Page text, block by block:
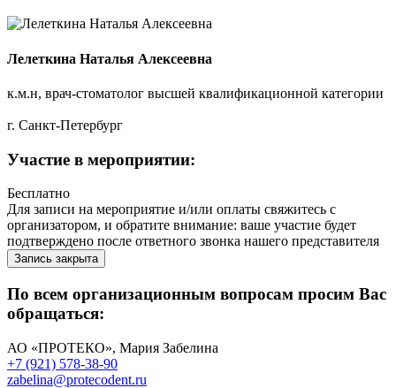
Лелеткина Наталья Алексеевна
к.м.н, врач-стоматолог высшей квалификационной категории
г. Санкт-Петербург
Участие в мероприятии:
Бесплатно
Для записи на мероприятие и/или оплаты свяжитесь с
организатором, и обратите внимание: ваше участие будет
подтверждено после ответного звонка нашего представителя
Запись закрыта
По всем организационным вопросам просим Вас
обращаться:
АО «ПРОТЕКО», Мария Забелина
+7 (921) 578-38-90
zabelina@protecodent.ru